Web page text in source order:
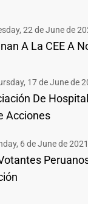
22 de June de
A La CEE A
17 de June de
De
Acciones
6 de June de